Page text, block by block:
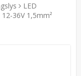
LED
36V 1,5mm²